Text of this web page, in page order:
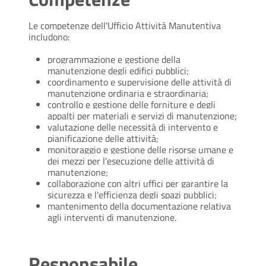
Le competenze dell'Ufficio Attività Manutentiva
includono:
programmazione e gestione della
manutenzione degli edifici pubblici;
coordinamento e supervisione delle attività di
manutenzione ordinaria e straordinaria;
controllo e gestione delle forniture e degli
appalti per materiali e servizi di manutenzione;
valutazione delle necessità di intervento e
pianificazione delle attività;
monitoraggio e gestione delle risorse umane e
dei mezzi per l'esecuzione delle attività di
manutenzione;
collaborazione con altri uffici per garantire la
sicurezza e l'efficienza degli spazi pubblici;
mantenimento della documentazione relativa
agli interventi di manutenzione.